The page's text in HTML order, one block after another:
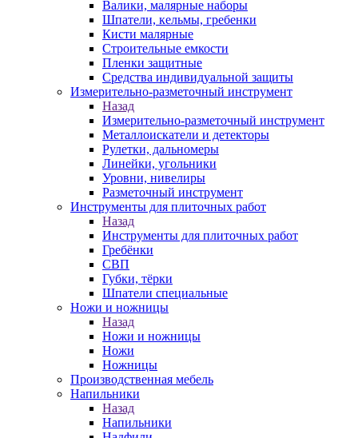
Валики, малярные наборы
Шпатели, кельмы, гребенки
Кисти малярные
Строительные емкости
Пленки защитные
Средства индивидуальной защиты
Измерительно-разметочный инструмент
Назад
Измерительно-разметочный инструмент
Металлоискатели и детекторы
Рулетки, дальномеры
Линейки, угольники
Уровни, нивелиры
Разметочный инструмент
Инструменты для плиточных работ
Назад
Инструменты для плиточных работ
Гребёнки
СВП
Губки, тёрки
Шпатели специальные
Ножи и ножницы
Назад
Ножи и ножницы
Ножи
Ножницы
Производственная мебель
Напильники
Назад
Напильники